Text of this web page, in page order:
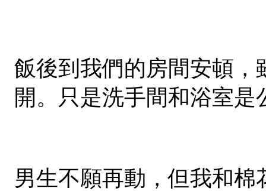
飯後到我們的房間安頓
開。只是洗手間和浴室
男生不願再動，但我和棉